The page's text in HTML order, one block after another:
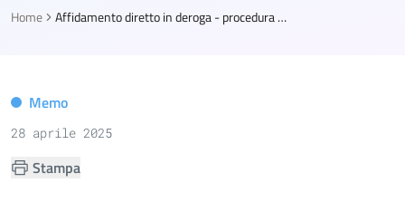
Home Affidamento diretto in deroga - procedura negoziata senza bando: le indicazioni del MIT
Memo
28 aprile 2025
Stampa